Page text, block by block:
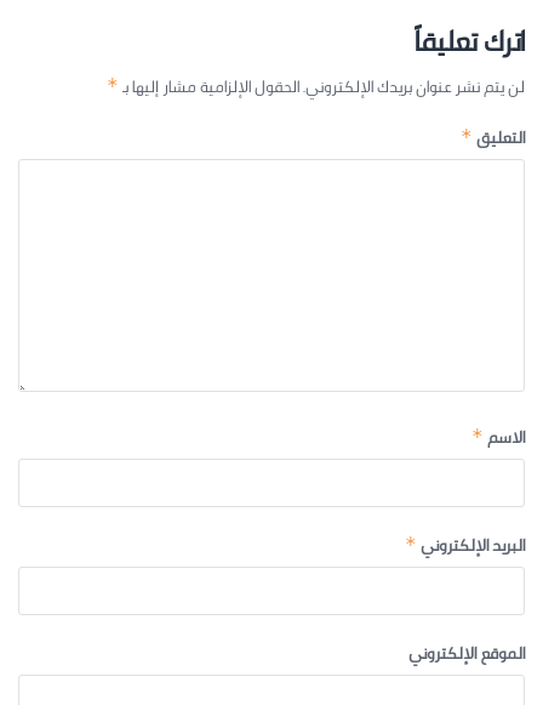
اترك تعليقاً
لن يتم نشر عنوان بريدك الإلكتروني.الحقول الإلزامية مشار إليها بـ *
التعليق *
الاسم *
البريد الإلكتروني *
الموقع الإلكتروني